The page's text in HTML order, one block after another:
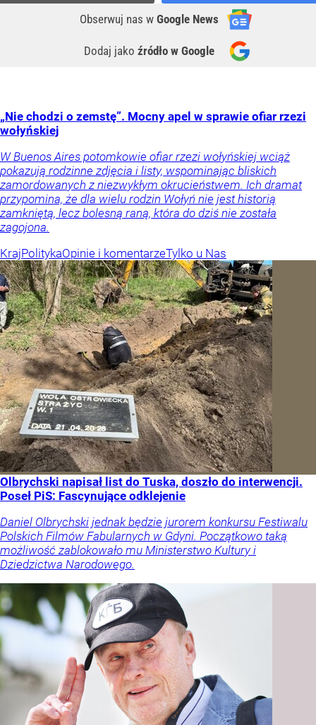
Obserwuj nas w Google News
Dodaj jako źródło w Google
„Nie chodzi o zemstę”. Mocny apel w sprawie ofiar rzezi
wołyńskiej
W Buenos Aires potomkowie ofiar rzezi wołyńskiej wciąż
pokazują rodzinne zdjęcia i listy, wspominając bliskich
zamordowanych z niezwykłym okrucieństwem. Ich dramat
przypomina, że dla wielu rodzin Wołyń nie jest historią
zamkniętą, lecz bolesną raną, która do dziś nie została
zagojona.
KrajPolitykaOpinie i komentarzeTylko u Nas
Olbrychski napisał list do Tuska, doszło do interwencji.
Poseł PiS: Fascynujące odklejenie
Daniel Olbrychski jednak będzie jurorem konkursu Festiwalu
Polskich Filmów Fabularnych w Gdyni. Początkowo taką
możliwość zablokowało mu Ministerstwo Kultury i
Dziedzictwa Narodowego.